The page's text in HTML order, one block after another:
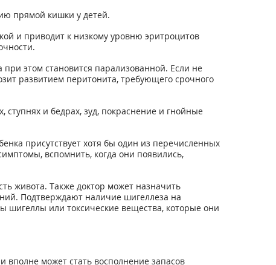
прямой кишки у детей.
и приводит к низкому уровню эритроцитов
этом становится парализованной. Если не
развитием перитонита, требующего срочного
и бедрах, зуд, покраснение и гнойные
присутствует хотя бы один из перечисленных
вспомнить, когда они появились,
живота. Также доктор может назначить
Подтверждают наличие шигеллеза на
шигеллы или токсические вещества, которые они
может стать восполнение запасов